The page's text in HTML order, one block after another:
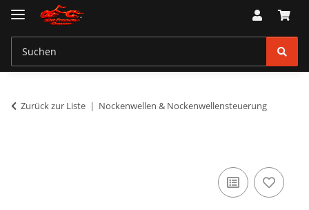
Zurück zur Liste Nockenwellen & Nockenwellensteuerung